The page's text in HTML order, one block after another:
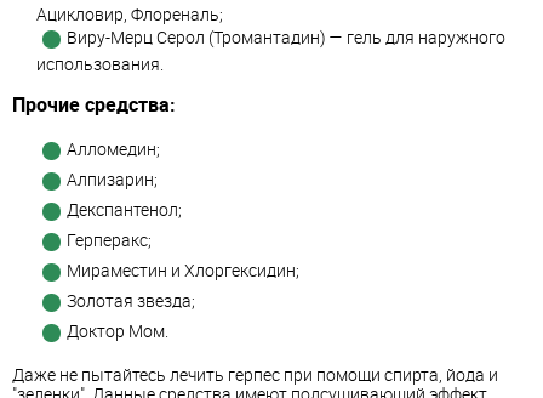
Ацикловир, Флореналь;
Виру-Мерц Серол (Тромантадин) — гель для наружного
использования.
Прочие средства:
Алломедин;
Алпизарин;
Декспантенол;
Герперакс;
Мираместин и Хлоргексидин;
Золотая звезда;
Доктор Мом.
Даже не пытайтесь лечить герпес при помощи спирта, йода и
"зеленки". Данные средства имеют подсушивающий эффект,